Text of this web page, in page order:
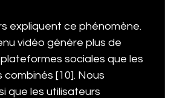
expliquent ce phénomène.
vidéo génère plus de
sociales que les
[10]. Nous
que les utilisateurs